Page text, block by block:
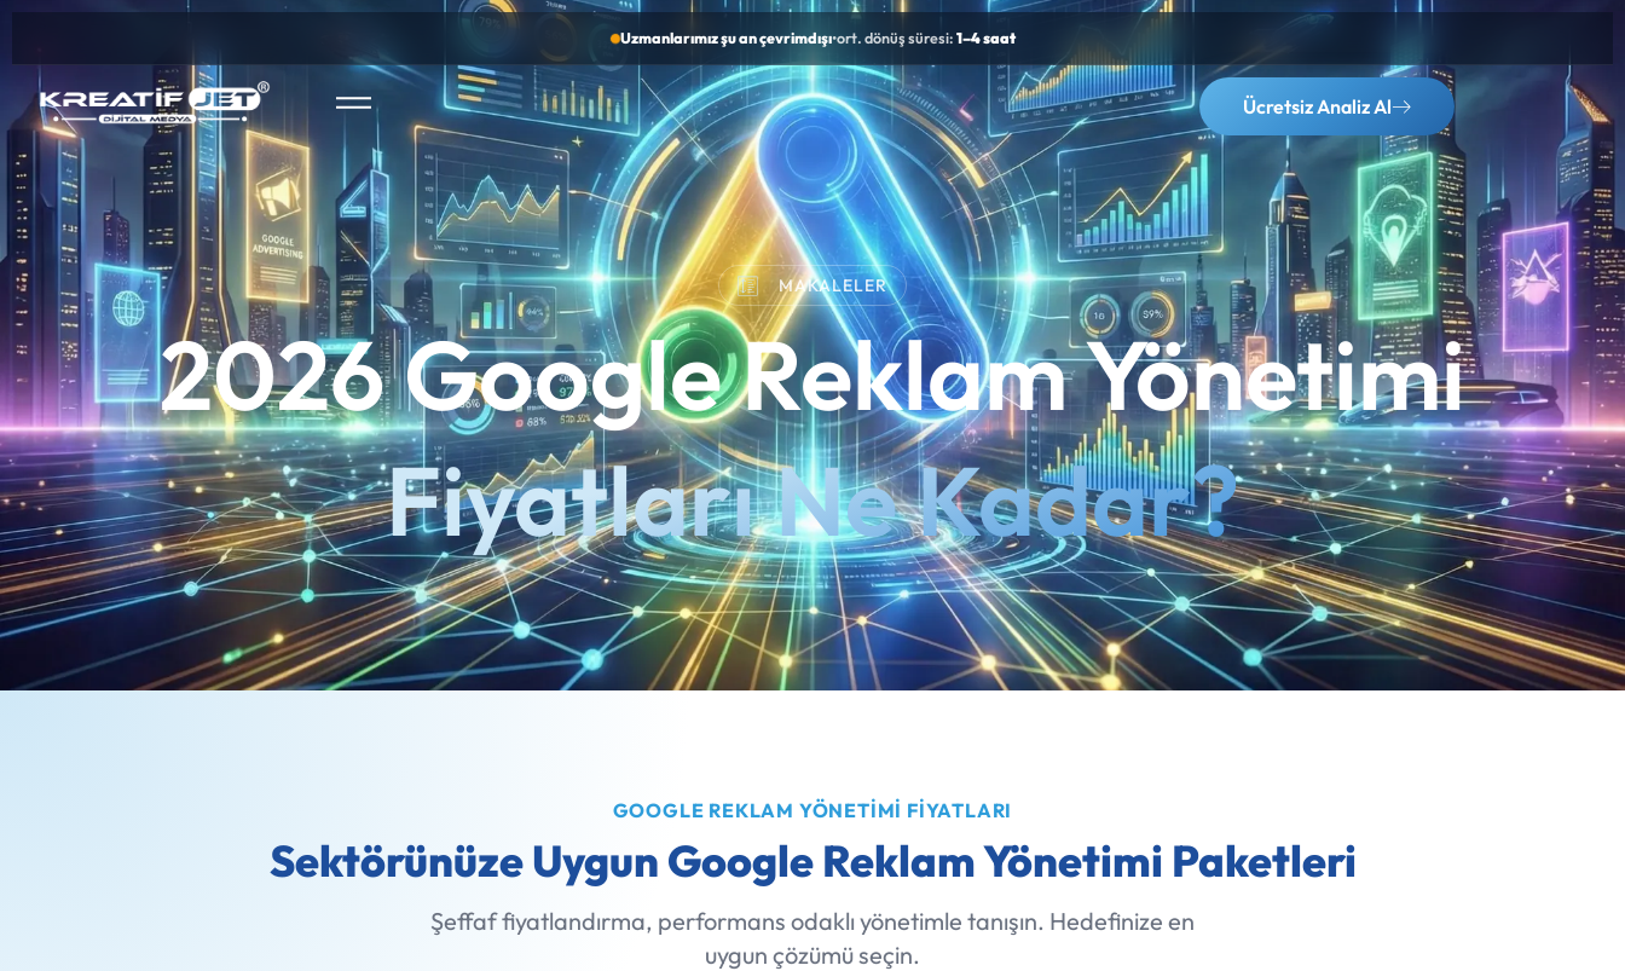
Uzmanlarımız şu an çevrimdışı•ort. dönüş süresi:1–4 saat
Ücretsiz Analiz Al
MAKALELER
2026 Google Reklam Yönetimi
Fiyatları Ne Kadar?
GOOGLE REKLAM YÖNETIMI FIYATLARI
Sektörünüze Uygun Google Reklam Yönetimi Paketleri
Şeffaf fiyatlandırma, performans odaklı yönetimle tanışın. Hedefinize en
uygun çözümü seçin.